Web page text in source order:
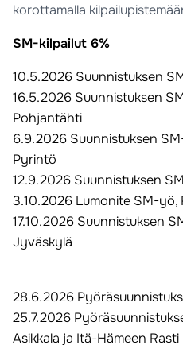
korottamalla
SM-kilpailut 6%
10.5.2026 Suunnistuksen
16.5.2026 Suunnistuksen
Pohjantähti
6.9.2026 Suunnistuksen
Pyrintö
12.9.2026 Suunnistuksen
3.10.2026 Lumonite SM-yö,
17.10.2026 Suunnistuksen
Jyväskylä
28.6.2026
25.7.2026
Asikkala ja Itä-Hämeen Rasti